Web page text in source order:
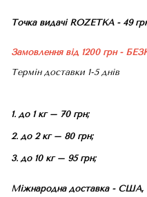
Точка видачі ROZETKA - 49
Замовлення від 1200 грн -
Термін доставки 1-5 днів
1. до 1 кг – 70 грн;
2. до 2 кг – 80 грн;
3. до 10 кг – 95 грн;
Міжнародна доставка - США,